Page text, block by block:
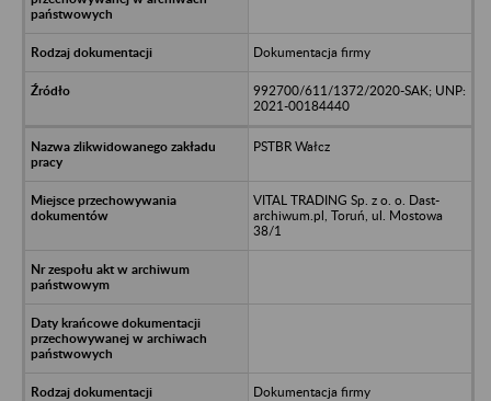
Dokumentacja firmy
992700/611/1372/2020-SAK; UNP:
2021-00184440
PSTBR Wałcz
VITAL TRADING Sp. z o. o. Dast-
archiwum.pl, Toruń, ul. Mostowa
38/1
Dokumentacja firmy